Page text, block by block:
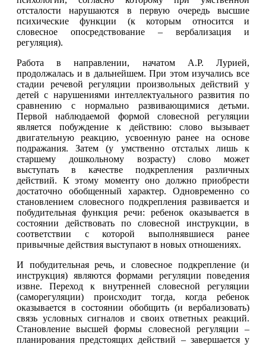
отсталости нарушаются в первую очередь высшие
психические функции (к которым относится и
словесное опосредствование – вербализация и
регуляция).
Работа в направлении, начатом А.Р. Лурией,
продолжалась и в дальнейшем. При этом изучались все
стадии речевой регуляции произвольных действий у
детей с нарушениями интеллектуального развития по
сравнению с нормально развивающимися детьми.
Первой наблюдаемой формой словесной регуляции
является побуждение к действию: слово вызывает
двигательную реакцию, усвоенную ранее на основе
подражания. Затем (у умственно отсталых лишь к
старшему дошкольному возрасту) слово может
выступать в качестве подкрепления различных
действий. К этому моменту оно должно приобрести
достаточно обобщенный характер. Одновременно со
становлением словесного подкрепления развивается и
побудительная функция речи: ребенок оказывается в
состоянии действовать по словесной инструкции, в
соответствии с которой выполнявшиеся ранее
привычные действия выступают в новых отношениях.
И побудительная речь, и словесное подкрепление (и
инструкция) являются формами регуляции поведения
извне. Переход к внутренней словесной регуляции
(саморегуляции) происходит тогда, когда ребенок
оказывается в состоянии обобщить (и вербализовать)
связь условных сигналов и своих ответных реакций.
Становление высшей формы словесной регуляции –
планирования предстоящих действий – завершается у